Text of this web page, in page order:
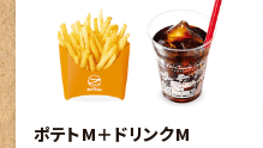
ポテトM＋ドリンクM